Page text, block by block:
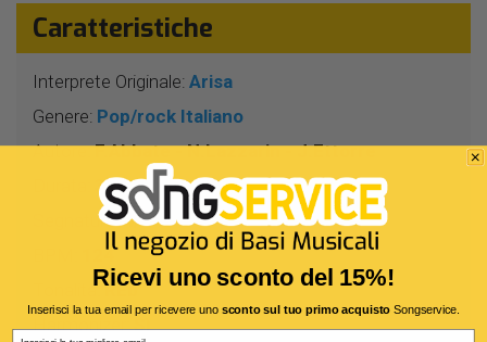
Caratteristiche
Interprete Originale: Arisa
Genere: Pop/rock Italiano
Autore:F.Abbate - N.Lazzarin - J.Ettorre
3 Min 0 Sec
Segnatura:4/4
124
Tonalità: REb
Harmonizer:Sì
Ricevi uno sconto del 15%!
Inserisci la tua email per ricevere uno sconto sul tuo primo acquistoSongservice.